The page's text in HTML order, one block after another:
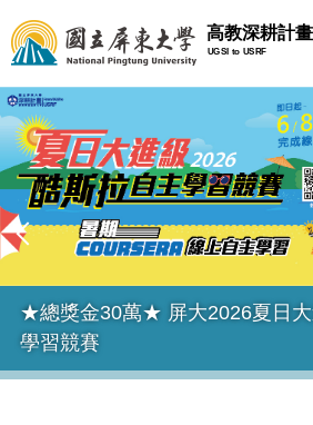
跳
到
主
要
內
容
區
高教深耕計畫
UGSI to USRF
★總獎金30萬★ 屏大2026夏日大
學習競賽